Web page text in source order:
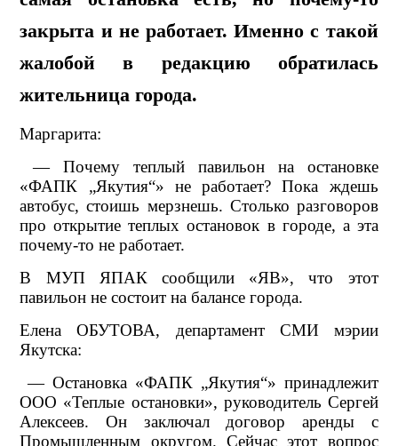
закрыта и не работает. Именно с такой
жалобой в редакцию обратилась
жительница города.
Маргарита:
— Почему теплый павильон на остановке
«ФАПК „Якутия“» не работает? Пока ждешь
автобус, стоишь мерзнешь. Столько разговоров
про открытие теплых остановок в городе, а эта
почему-то не работает.
В МУП ЯПАК сообщили «ЯВ», что этот
павильон не состоит на балансе города.
Елена ОБУТОВА, департамент СМИ мэрии
Якутска:
— Остановка «ФАПК „Якутия“» принадлежит
ООО «Теплые остановки», руководитель Сергей
Алексеев. Он заключал договор аренды с
Промышленным округом. Сейчас этот вопрос